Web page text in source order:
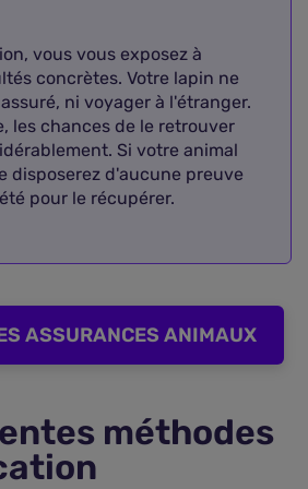
vous vous exposez à
concrètes. Votre lapin ne
ni voyager à l'étranger.
les chances de le retrouver
Si votre animal
disposerez d'aucune preuve
pour le récupérer.
ASSURANCES ANIMAUX
méthodes